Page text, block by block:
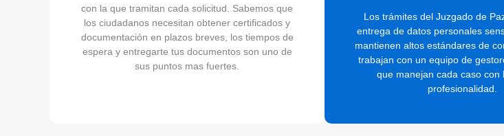
con la que tramitan cada solicitud. Sabemos que
los ciudadanos necesitan obtener certificados y
documentación en plazos breves, los tiempos de
espera y entregarte tus documentos son uno de
sus puntos mas fuertes.
Los trámites del Juzgado de
entrega de datos personales
mantienen altos estándares de
trabajan con un equipo de
que manejan cada caso con
profesionalidad.